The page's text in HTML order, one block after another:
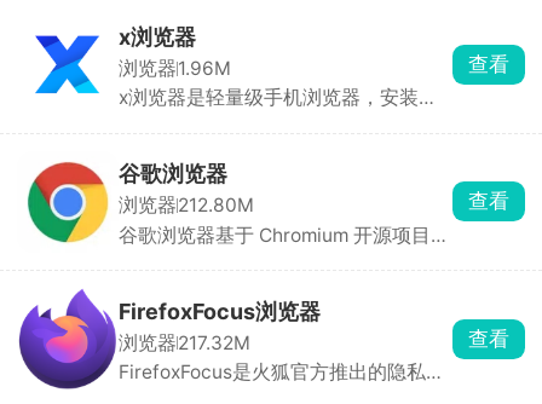
放在侧边竖条栏，侧边栏能放左边或者
右边，大屏手机单手操作很顺手。自带
广告拦截、无痕浏览，还有伪装模式，
可以生成虚假浏览记录保护隐私。适合
x浏览器
浏览器1.96M
x浏览器是轻量级手机浏览器，安装包
新闻推送、无后台进程、无广告干扰，
界面干净清爽。自动缓存常用网页内
容，再次访问时无需重新加载，节省流
量和时间。支持订阅第三方广告拦截规
精准拦截，甚至能去除部分视频贴片广
告。无痕浏览不记录历史、Cookie等数
据，防止隐私泄露。
查看
谷歌浏览器
浏览器212.80M
谷歌浏览器基于 Chromium 开源项目优
源消耗，延长设备续航。多进程架构隔
离标签页，单个页面崩溃不会影响整体
使用，确保浏览体验连贯性。登录
Google 账号后，书签、密码、历史记
查看
FirefoxFocus浏览器
浏览器217.32M
FirefoxFocus是火狐官方推出的隐私浏
查看